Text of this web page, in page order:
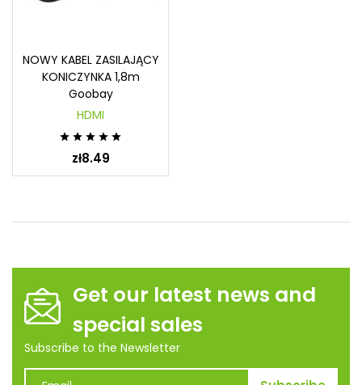
NOWY KABEL ZASILAJĄCY
KONICZYNKA 1,8m
Goobay
HDMI
    
zł8.49
Get our latest news and
special sales
Subscribe to the Newsletter